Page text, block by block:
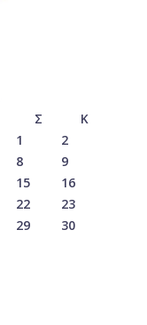
Σ
Κ
1
2
8
9
15
16
22
23
29
30